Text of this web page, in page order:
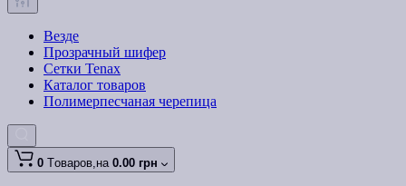
Везде
Прозрачный шифер
Сетки Tenax
Каталог товаров
Полимерпесчаная черепица
0 Tоваров,на 0.00 грн